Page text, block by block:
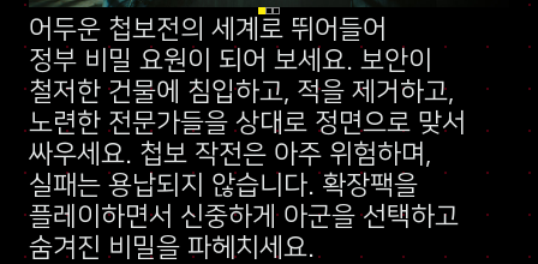
어두운 첩보전의 세계로 뛰어들어
정부 비밀 요원이 되어 보세요. 보안이
철저한 건물에 침입하고, 적을 제거하고,
노련한 전문가들을 상대로 정면으로 맞서
싸우세요. 첩보 작전은 아주 위험하며,
실패는 용납되지 않습니다. 확장팩을
플레이하면서 신중하게 아군을 선택하고
숨겨진 비밀을 파헤치세요.
말보다 총알이 먼저 나가는 민병대
신규 스킬 트리